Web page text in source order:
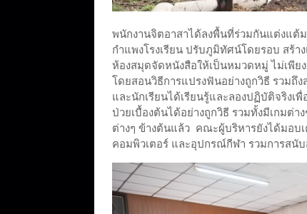
พนักงานจิตอาสาได้ลงพื้นที่ร่วมกันแต่งแต้
กำแพงโรงเรียน ปรับภูมิทัศน์โดยรอบ สร้
ห้องสมุดจัดหนังสือให้เป็นหมวดหมู่ ไม่เพีย
โดยสอนวิธีการแปรงฟันอย่างถูกวิธี รวมถึ
และนักเรียนได้เรียนรู้และลองปฏิบัติจริงเ
ป่วยเบื้องต้นได้อย่างถูกวิธี รวมทั้งมีเกมต่
ต่างๆ ข้างต้นแล้ว คณะผู้บริหารยังได้มอ
คอมพิวเตอร์ และอุปกรณ์กีฬา รวมการสนั